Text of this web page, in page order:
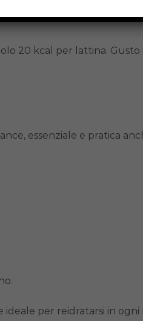
20 kcal per lattina.
essenziale e pratica
per reidratarsi in